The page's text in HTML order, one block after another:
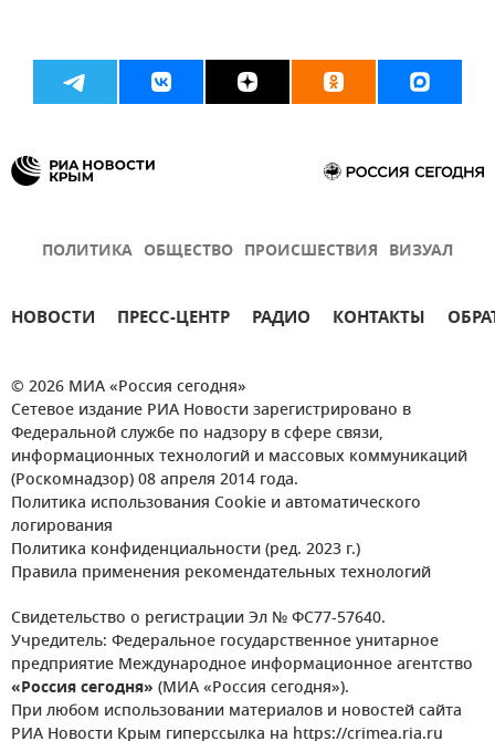
ПОЛИТИКА ОБЩЕСТВО ПРОИСШЕСТВИЯ ВИЗУАЛ
НОВОСТИ ПРЕСС-ЦЕНТР РАДИО КОНТАКТЫ
© 2026 МИА «Россия сегодня»
Сетевое издание РИА Новости зарегистрировано в
Федеральной службе по надзору в сфере связи,
информационных технологий и массовых коммуникаций
(Роскомнадзор) 08 апреля 2014 года.
Политика использования Cookie и автоматического
логирования
Политика конфиденциальности (ред. 2023 г.)
Правила применения рекомендательных технологий
Свидетельство о регистрации Эл № ФС77-57640.
Учредитель: Федеральное государственное унитарное
предприятие Международное информационное агентство
«Россия сегодня» (МИА «Россия сегодня»).
При любом использовании материалов и новостей сайта
РИА Новости Крым гиперссылка на https://crimea.ria.ru